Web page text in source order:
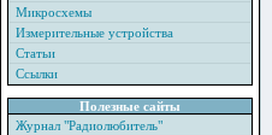
Микросхемы
Измерительные устройства
Статьи
Ссылки
Полезные сайты
Журнал "Радиолюбитель"